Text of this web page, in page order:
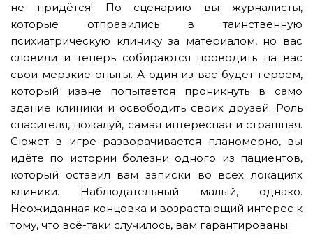
не придётся! По сценарию вы журналисты,
которые отправились в таинственную
психиатрическую клинику за материалом, но вас
словили и теперь собираются проводить на вас
свои мерзкие опыты. А один из вас будет героем,
который извне попытается проникнуть в само
здание клиники и освободить своих друзей. Роль
спасителя, пожалуй, самая интересная и страшная.
Сюжет в игре разворачивается планомерно, вы
идёте по истории болезни одного из пациентов,
который оставил вам записки во всех локациях
клиники. Наблюдательный малый, однако.
Неожиданная концовка и возрастающий интерес к
тому, что всё-таки случилось, вам гарантированы.